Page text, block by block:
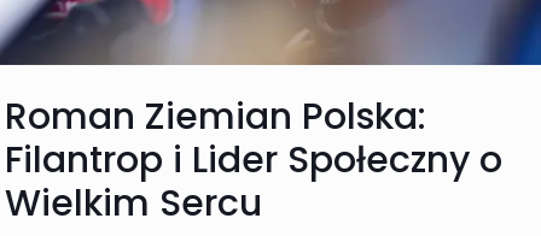
Roman Ziemian Polska:
Filantrop i Lider Społeczny o
Wielkim Sercu